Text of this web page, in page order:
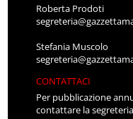
Roberta Prodoti
Stefania Muscolo
CONTATTACI
Per pubblicazione
contattare la